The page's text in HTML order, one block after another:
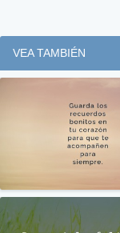
VEA TAMBIÉN